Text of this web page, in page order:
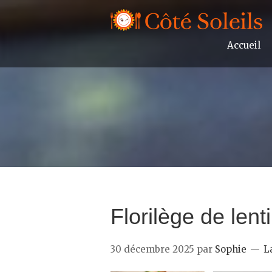
Accueil
Florilège de
30 décembre 2025 par Sophie